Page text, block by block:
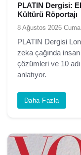
PLATIN Dergisi:
Kültürü Röportajı
8 Ağustos 2026
PLATIN Dergisi
zeka çağında
çözümleri ve 10
anlatıyor.
Daha Fazla